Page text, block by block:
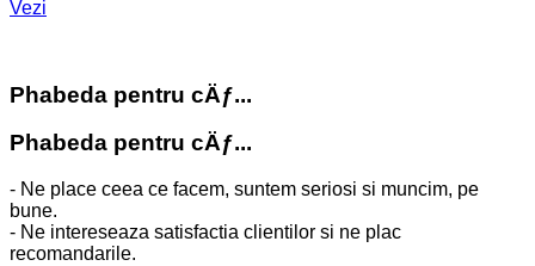
Vezi
Phabeda pentru cÄƒ...
Phabeda pentru cÄƒ...
- Ne place ceea ce facem, suntem seriosi si muncim, pe
bune.
- Ne intereseaza satisfactia clientilor si ne plac
recomandarile.